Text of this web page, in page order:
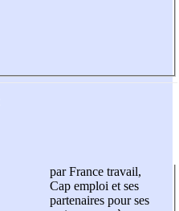
par France travail,
Cap emploi et ses
partenaires pour ses